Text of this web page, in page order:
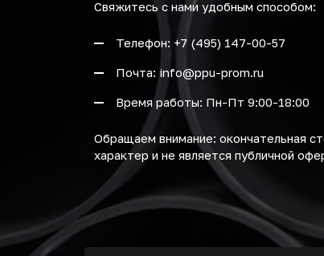
Свяжитесь с нами удобным способом:
Телефон: +7 (495) 147-00-57
Почта: info@ppu-prom.ru
Время работы: Пн-Пт 9:00-18:00
Обращаем внимание: окончательная
характер и не является публичной